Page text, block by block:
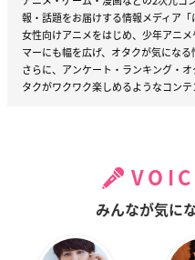
報・話題をお届けする情報メディア「
女性向けアニメをはじめ、少年アニ
マーにも幅を広げ、オタクが気になる
さらに、アンケート・ランキング・
タクがワクワク楽しめるようなコンテ
みんなが気に